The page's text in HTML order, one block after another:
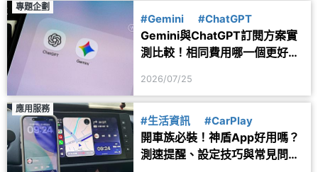
專題企劃
#Gemini #ChatGPT
Gemini與ChatGPT訂閱方案實
測比較！相同費用哪一個更好
2026/07/25
應用服務
#生活資訊 #CarPlay
開車族必裝！神盾App好用嗎？
測速提醒、設定技巧與常見問題